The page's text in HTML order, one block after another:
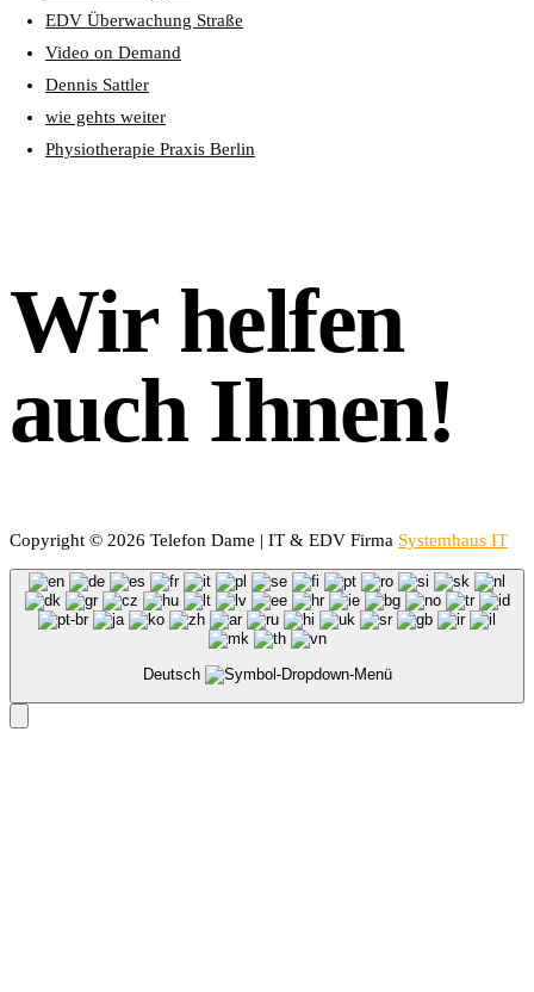
EDV Überwachung Straße
Video on Demand
Dennis Sattler
wie gehts weiter
Physiotherapie Praxis Berlin
Wir helfen
auch Ihnen!
Copyright © 2026 Telefon Dame | IT & EDV Firma Systemhaus IT
Deutsch